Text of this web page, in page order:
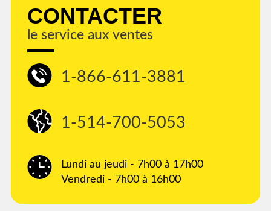
CONTACTER
le service aux ventes
1-866-611-3881
1-514-700-5053
Lundi au jeudi - 7h00 à 17h00
Vendredi - 7h00 à 16h00